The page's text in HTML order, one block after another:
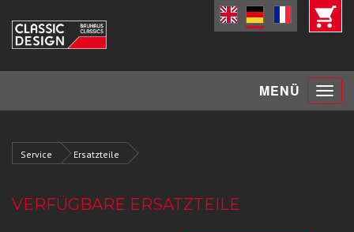
MENÜ Toggle
Service Ersatzteile
VERFÜGBARE ERSATZTEILE